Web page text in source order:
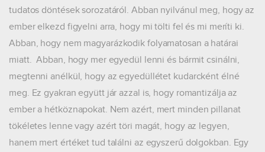
tudatos döntések sorozatáról. Abban nyilvánul meg, hogy az
ember elkezd figyelni arra, hogy mi tölti fel és mi meríti ki.
Abban, hogy nem magyarázkodik folyamatosan a határai
miatt. Abban, hogy mer egyedül lenni és bármit csinálni,
megtenni anélkül, hogy az egyedüllétet kudarcként élné
meg. Ez gyakran együtt jár azzal is, hogy romantizálja az
ember a hétköznapokat. Nem azért, mert minden pillanat
tökéletes lenne vagy azért töri magát, hogy az legyen,
hanem mert értéket tud találni az egyszerű dolgokban. Egy